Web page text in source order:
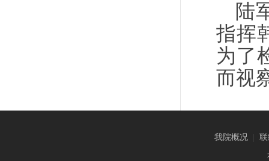
陆
指挥
为了
而视
我院概况